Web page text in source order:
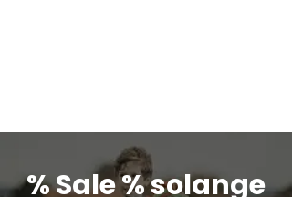
% Sale % solange